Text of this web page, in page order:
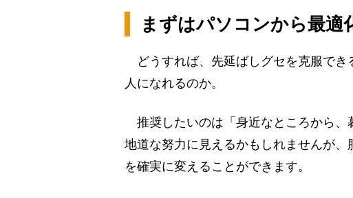
まずはパソコンから最適
どうすれば、先延ばしグセを克服でき
人になれるのか。
推奨したいのは「身近なところから、
地道な努力に見えるかもしれませんが
を確実に変えることができます。